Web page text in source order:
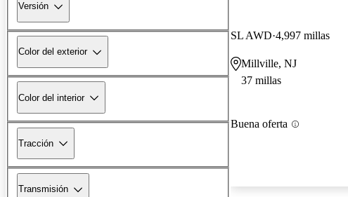
Versión
Color del exterior
Color del interior
Tracción
Transmisión
SL AWD 4,997 millas
Millville, NJ
37 millas
Buena oferta